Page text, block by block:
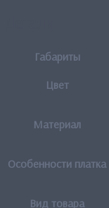
Габариты
Цвет
Материал
Особенности платка
Вид товара